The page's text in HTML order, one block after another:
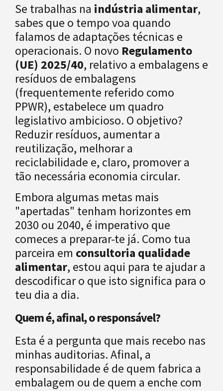
Se trabalhas na indústria alimentar,
sabes que o tempo voa quando
falamos de adaptações técnicas e
operacionais. O novo Regulamento
(UE) 2025/40, relativo a embalagens e
resíduos de embalagens
(frequentemente referido como
PPWR), estabelece um quadro
legislativo ambicioso. O objetivo?
Reduzir resíduos, aumentar a
reutilização, melhorar a
reciclabilidade e, claro, promover a
tão necessária economia circular.
Embora algumas metas mais
"apertadas" tenham horizontes em
2030 ou 2040, é imperativo que
comeces a preparar-te já. Como tua
parceira em consultoria qualidade
alimentar, estou aqui para te ajudar a
descodificar o que isto significa para o
teu dia a dia.
Quem é, afinal, o responsável?
Esta é a pergunta que mais recebo nas
minhas auditorias. Afinal, a
responsabilidade é de quem fabrica a
embalagem ou de quem a enche com